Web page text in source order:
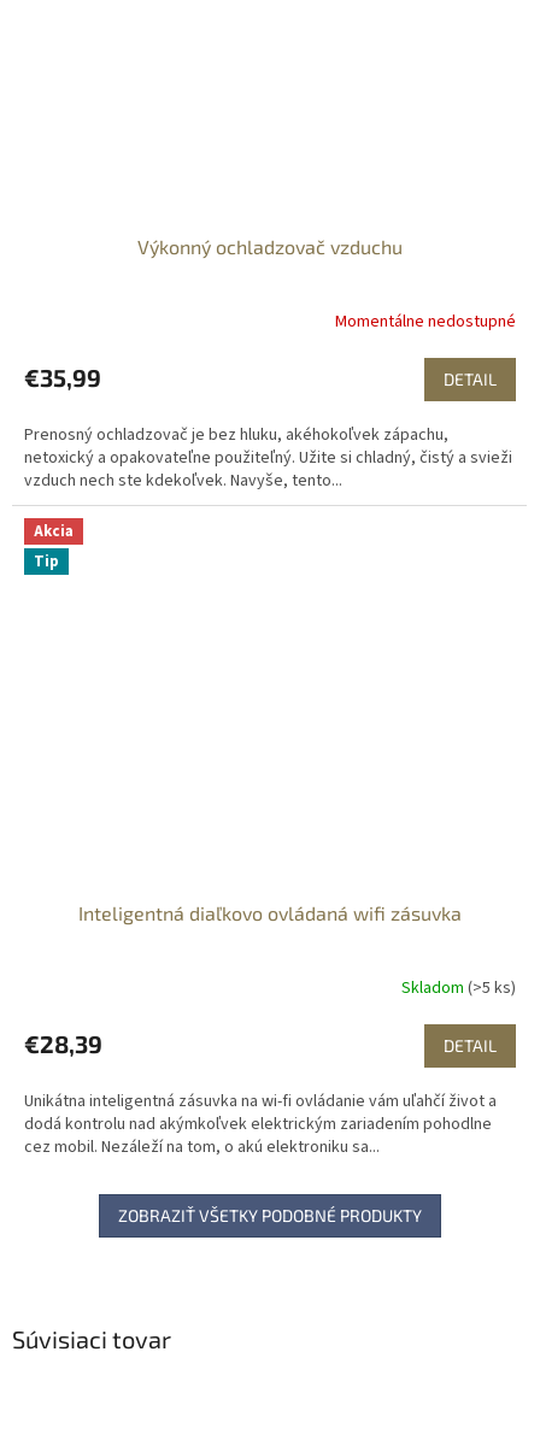
Súvisiaci tovar
Výkonný ochladzovač vzduchu
Momentálne nedostupné
€35,99 DETAIL
Prenosný ochladzovač je bez hluku, akéhokoľvek zápachu,
netoxický a opakovateľne použiteľný. Užite si chladný, čistý a svieži
vzduch nech ste kdekoľvek. Navyše, tento...
Akcia
Tip
Inteligentná diaľkovo ovládaná wifi zásuvka
Skladom (>5 ks)
€28,39 DETAIL
Unikátna inteligentná zásuvka na wi-fi ovládanie vám uľahčí život a
dodá kontrolu nad akýmkoľvek elektrickým zariadením pohodlne
cez mobil. Nezáleží na tom, o akú elektroniku sa...
ZOBRAZIŤ VŠETKY PODOBNÉ PRODUKTY